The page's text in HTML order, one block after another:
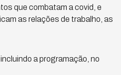
que combatam a covid, e
as relações de trabalho, as
a programação, no